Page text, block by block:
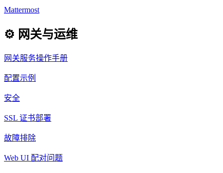
Mattermost
⚙️ 网关与运维
网关服务操作手册
配置示例
安全
SSL 证书部署
故障排除
Web UI 配对问题